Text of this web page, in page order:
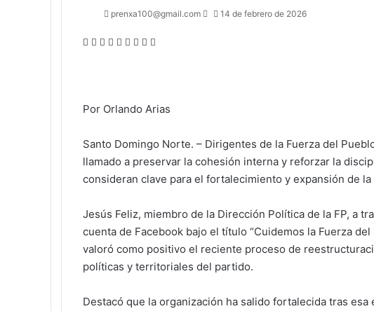
prenxa100@gmail.com
Send14 de febrero de 2026
Facebook
X LinkedIn
Tumblr
Pinterest
Reddit
VKontakte
Odnoklassniki
Por Orlando Arias
Santo Domingo Norte. – Dirigentes de la Fuerza del
llamado a preservar la cohesión interna y reforzar la
consideran clave para el fortalecimiento y expansión de
Jesús Feliz, miembro de la Dirección Política de la FP, a
cuenta de Facebook bajo el título “Cuidemos la Fuerza
valoró como positivo el reciente proceso de
políticas y territoriales del partido.
Destacó que la organización ha salido fortalecida tras